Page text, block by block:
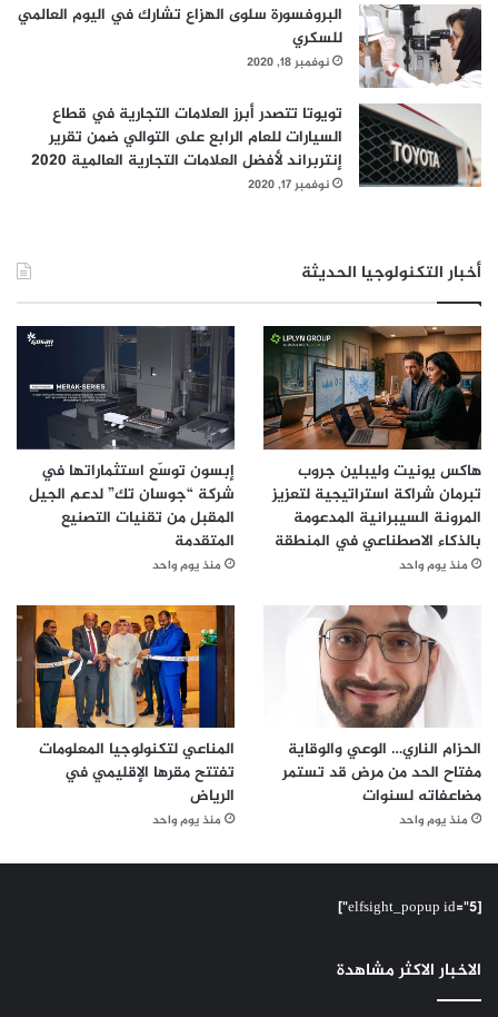
البروفسورة سلوى الهزاع تشارك في اليوم العالمي
للسكري
نوفمبر 18, 2020
تويوتا تتصدر أبرز العلامات التجارية في قطاع
السيارات للعام الرابع على التوالي ضمن تقرير
إنتربراند لأفضل العلامات التجارية العالمية 2020
نوفمبر 17, 2020
أخبار التكنولوجيا الحديثة
هاكس يونيت وليبلين جروب
تبرمان شراكة استراتيجية لتعزيز
المرونة السيبرانية المدعومة
بالذكاء الاصطناعي في المنطقة
منذ يوم واحد
إبسون توسّع استثماراتها في
شركة “جوسان تك” لدعم الجيل
المقبل من تقنيات التصنيع
المتقدمة
منذ يوم واحد
الحزام الناري… الوعي والوقاية
مفتاح الحد من مرض قد تستمر
مضاعفاته لسنوات
منذ يوم واحد
المناعي لتكنولوجيا المعلومات
تفتتح مقرها الإقليمي في
الرياض
منذ يوم واحد
[elfsight_popup id="5"]
الاخبار الاكثر مشاهدة